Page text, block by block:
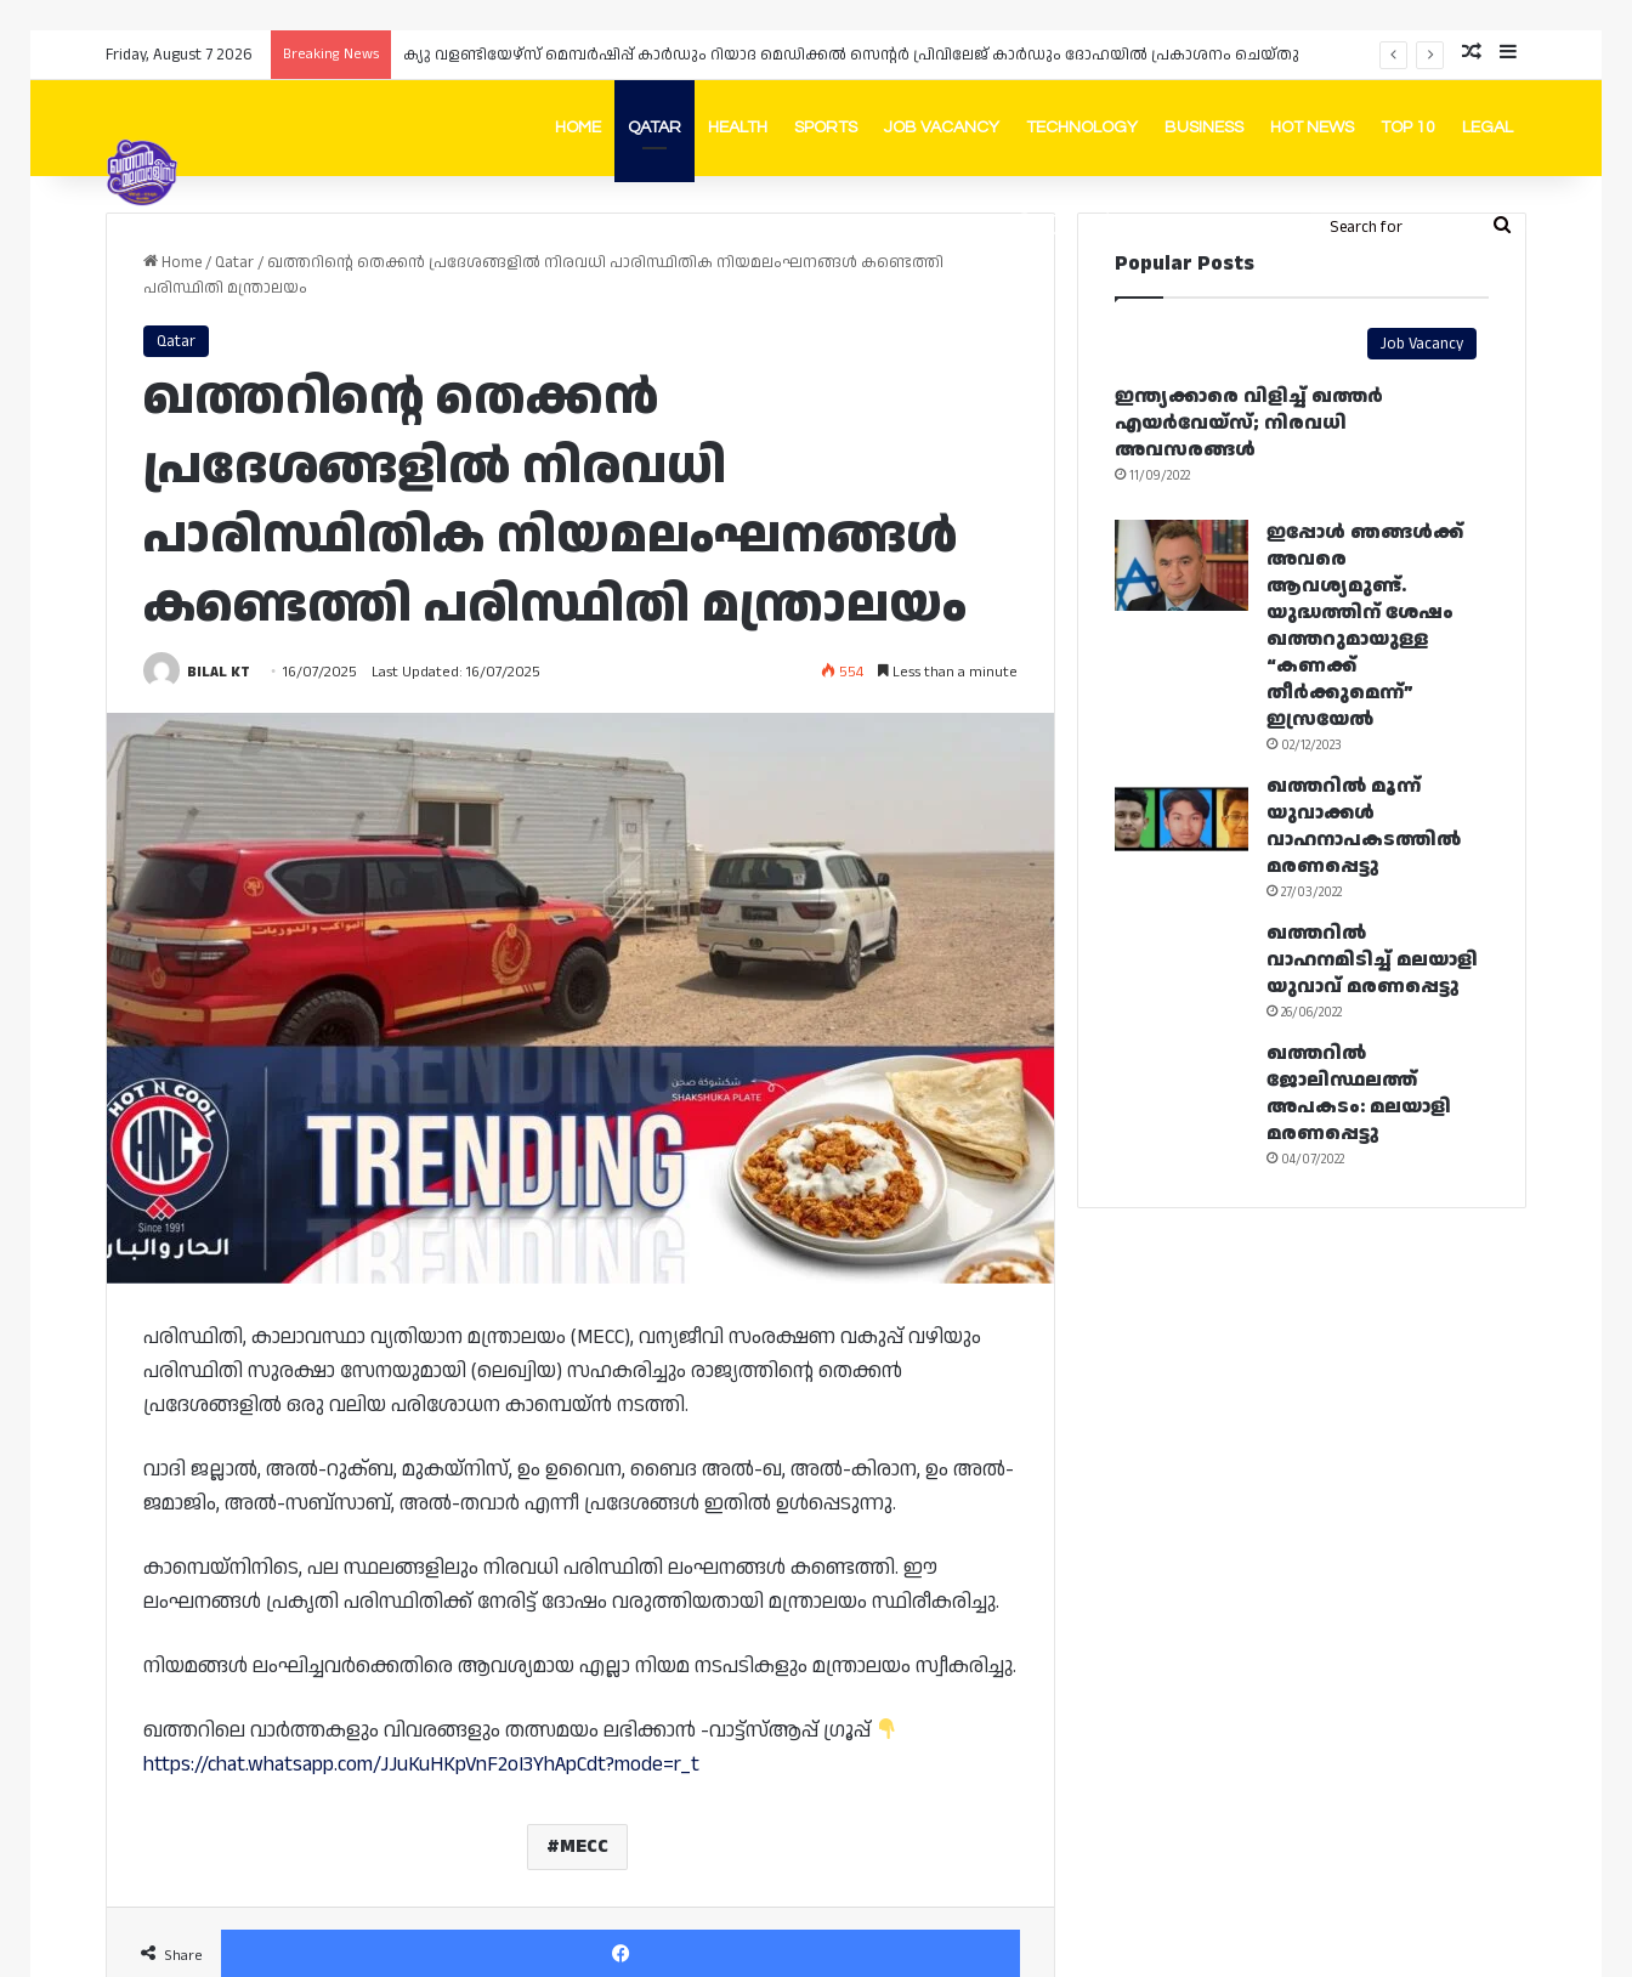
Friday, August 7 2026 Breaking News Random Article
Sidebar
HOME QATAR HEALTH SPORTS JOB VACANCY TECHNOLOGY BUSINESS HOT NEWS TOP 10 LEGAL
FacebookInstagram
Telegram
Whatsapp Random Article
Switch skin
Search
Home/ Qatar/ ഖത്തറിന്റെ തെക്കൻ പ്രദേശങ്ങളിൽ നിരവധി പാരിസ്ഥിതിക നിയമലംഘനങ്ങൾ കണ്ടെത്തി
പരിസ്ഥിതി മന്ത്രാലയം
Qatar
ഖത്തറിന്റെ തെക്കൻ
പ്രദേശങ്ങളിൽ നിരവധി
പാരിസ്ഥിതിക നിയമലംഘനങ്ങൾ
കണ്ടെത്തി പരിസ്ഥിതി മന്ത്രാലയം
BILAL KT 16/07/2025 Last Updated: 16/07/2025 554 Less than a minute
പരിസ്ഥിതി, കാലാവസ്ഥാ വ്യതിയാന മന്ത്രാലയം (MECC), വന്യജീവി സംരക്ഷണ വകുപ്പ് വഴിയും
പരിസ്ഥിതി സുരക്ഷാ സേനയുമായി (ലെഖ്വിയ) സഹകരിച്ചും രാജ്യത്തിന്റെ തെക്കൻ
പ്രദേശങ്ങളിൽ ഒരു വലിയ പരിശോധന കാമ്പെയ്ൻ നടത്തി.
വാദി ജല്ലാൽ, അൽ-റുക്ബ, മുകയ്‌നിസ്, ഉം ഉവൈന, ബൈദ അൽ-ഖ, അൽ-കിരാന, ഉം അൽ-
ജമാജിം, അൽ-സബ്‌സാബ്, അൽ-തവാർ എന്നീ പ്രദേശങ്ങൾ ഇതിൽ ഉൾപ്പെടുന്നു.
കാമ്പെയ്‌നിനിടെ, പല സ്ഥലങ്ങളിലും നിരവധി പരിസ്ഥിതി ലംഘനങ്ങൾ കണ്ടെത്തി. ഈ
ലംഘനങ്ങൾ പ്രകൃതി പരിസ്ഥിതിക്ക് നേരിട്ട് ദോഷം വരുത്തിയതായി മന്ത്രാലയം സ്ഥിരീകരിച്ചു.
നിയമങ്ങൾ ലംഘിച്ചവർക്കെതിരെ ആവശ്യമായ എല്ലാ നിയമ നടപടികളും മന്ത്രാലയം സ്വീകരിച്ചു.
ഖത്തറിലെ വാർത്തകളും വിവരങ്ങളും തത്സമയം ലഭിക്കാൻ -വാട്ട്സ്ആപ്പ് ഗ്രൂപ്പ്
https://chat.whatsapp.com/JJuKuHKpVnF2oI3YhApCdt?mode=r_t
MECC
Share
Facebook
Popular Posts
Job Vacancy
ഇന്ത്യക്കാരെ വിളിച്ച് ഖത്തർ
എയർവേയ്‌സ്; നിരവധി
അവസരങ്ങൾ
11/09/2022
ഇപ്പോൾ ഞങ്ങൾക്ക്
അവരെ
ആവശ്യമുണ്ട്.
യുദ്ധത്തിന് ശേഷം
ഖത്തറുമായുള്ള
“കണക്ക്
തീർക്കുമെന്ന്”
ഇസ്രയേൽ
02/12/2023
ഖത്തറിൽ മൂന്ന്
യുവാക്കൾ
വാഹനാപകടത്തിൽ
മരണപ്പെട്ടു
27/03/2022
ഖത്തറിൽ
വാഹനമിടിച്ച് മലയാളി
യുവാവ് മരണപ്പെട്ടു
26/06/2022
ഖത്തറിൽ
ജോലിസ്ഥലത്ത്
അപകടം: മലയാളി
മരണപ്പെട്ടു
04/07/2022